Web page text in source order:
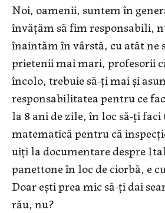
Noi, oamenii, suntem în
învățăm să fim responsabili,
înaintăm în vârstă, cu atât ne
prietenii mai mari, profesorii
încolo, trebuie să-ți mai și
responsabilitatea pentru ce
la 8 ani de zile, în loc să-ți
matematică pentru că
uiți la documentare despre
panettone în loc de ciorbă, e
Doar ești prea mic să-ți dai
rău, nu?